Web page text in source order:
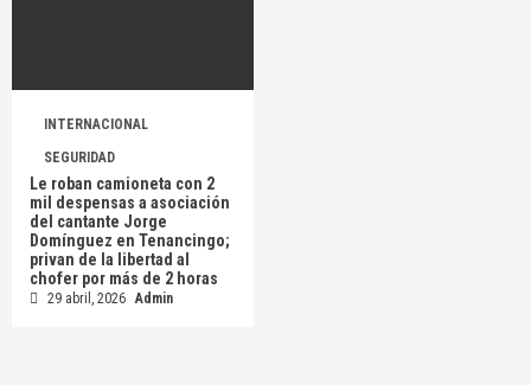
INTERNACIONAL
SEGURIDAD
Le roban camioneta con 2
mil despensas a asociación
del cantante Jorge
Domínguez en Tenancingo;
privan de la libertad al
chofer por más de 2 horas
29 abril, 2026 Admin